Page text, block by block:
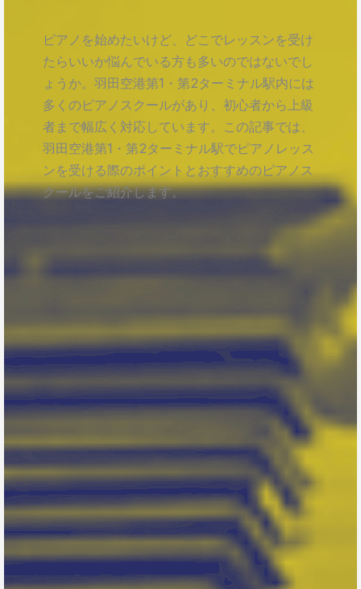
ピアノを始めたいけど、どこでレッスンを受け
たらいいか悩んでいる方も多いのではないでし
ょうか。羽田空港第1・第2ターミナル駅内には
多くのピアノスクールがあり、初心者から上級
者まで幅広く対応しています。この記事では、
羽田空港第1・第2ターミナル駅でピアノレッス
ンを受ける際のポイントとおすすめのピアノス
クールをご紹介します。